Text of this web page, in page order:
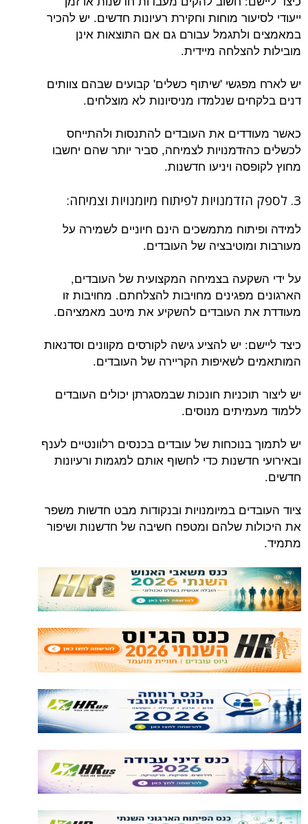
ייעודי לסיעור מוחות וחקירת רעיונות חדשים. יש להכיר
במאמצים ולתגמל עבורם גם אם התוצאות אינן
מובילות להצלחה מיידית.
יש לארח מפגשי 'שיתוף כשלים' קבועים שבהם צוותים
דנים בלקחים שנלמדו מניסיונות לא מוצלחים.
כאשר מעודדים את העובדים להתנסות ולהתייחס
לכשלים כהזדמנויות לצמיחה, סביר יותר שהם יחשבו
מחוץ לקופסה ויניעו חדשנות.
3. לספק הזדמנויות לפיתוח מיומנויות וצמיחה:
למידה ופיתוח מתמשכים הינם חיוניים לשמירה על
מעורבות ומוטיבציה של העובדים.
על ידי השקעה בצמיחה המקצועית של העובדים,
הארגונים מפגינים מחויבות להצלחתם. מחויבות זו
מעודדת את העובדים להשקיע את מיטב מאמציהם.
כיצד ליישם: יש להציע גישה לקורסים מקוונים וסדנאות
המותאמים לשאיפות הקריירה של העובדים.
יש ליצור תוכניות חונכות שבמסגרתן יכולים העובדים
ללמוד מעמיתים מנוסים.
יש לתמוך בנוכחות של עובדים בכנסים רלוונטיים לענף
ובאירועי חדשנות כדי לחשוף אותם למגמות ורעיונות
חדשים.
ציוד העובדים במיומנויות ובנקודות מבט חדשות משפר
את היכולות שלהם ומטפח חשיבה של חדשנות ושיפור
מתמיד.